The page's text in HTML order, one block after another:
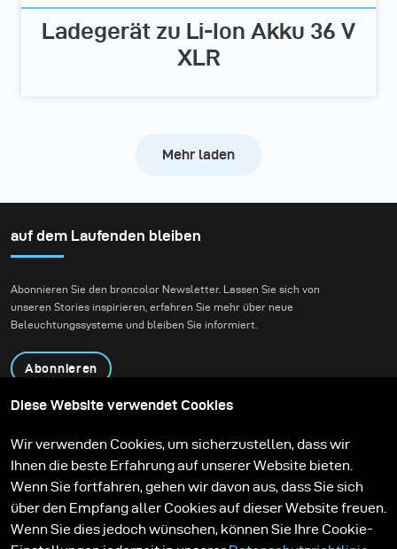
Ladegerät zu Li-Ion Akku 36 V
XLR
Mehr laden
auf dem Laufenden bleiben
Abonnieren Sie den broncolor Newsletter. Lassen Sie sich von
unseren Stories inspirieren, erfahren Sie mehr über neue
Beleuchtungssysteme und bleiben Sie informiert.
Abonnieren
Kontakt
Technologien
Contribute to our blog
Lernen
Support
Karriere
Media Center
Diese Website verwendet Cookies
Wir verwenden Cookies, um sicherzustellen, dass wir
Ihnen die beste Erfahrung auf unserer Website bieten.
Wenn Sie fortfahren, gehen wir davon aus, dass Sie sich
über den Empfang aller Cookies auf dieser Website freuen.
Wenn Sie dies jedoch wünschen, können Sie Ihre Cookie-